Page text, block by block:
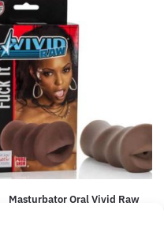
Masturbator Oral Vivid Raw